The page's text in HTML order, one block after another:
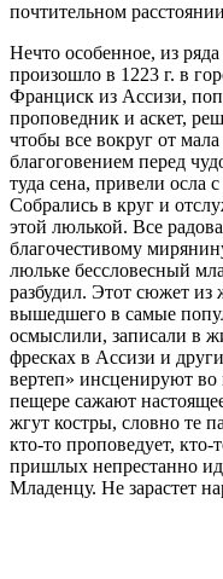
почтительном
Нечто особенное, из
произошло в 1223 г. в
Франциск из Ассизи,
проповедник и аскет,
чтобы все вокруг от
благоговением перед
туда сена, привели осла
Собрались в круг и
этой люлькой. Все
благочестивому
люльке бессловесный
разбудил. Этот сюжет
вышедшего в самые
осмыслили, записали в
фресках в Ассизи и
вертеп» инсценируют
пещере сажают
жгут костры, словно те
кто-то проповедует,
пришлых непрестанно
Младенцу. Не зарастет